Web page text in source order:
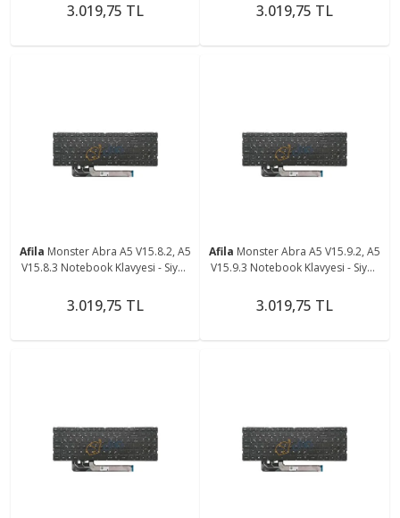
3.019,75 TL 3.019,75 TL
Afila Monster Abra A5 V15.8.2, A5
V15.8.3 Notebook Klavyesi - Siyah
3.019,75 TL
Afila Monster Abra A5 V15.9.2, A5
V15.9.3 Notebook Klavyesi - Siyah
3.019,75 TL